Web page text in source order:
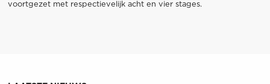
voortgezet met respectievelijk acht en vier stages.